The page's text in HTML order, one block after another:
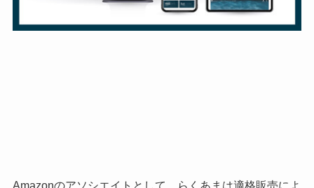
Amazonのアソシエイトとして、らくあまは適格販売によ